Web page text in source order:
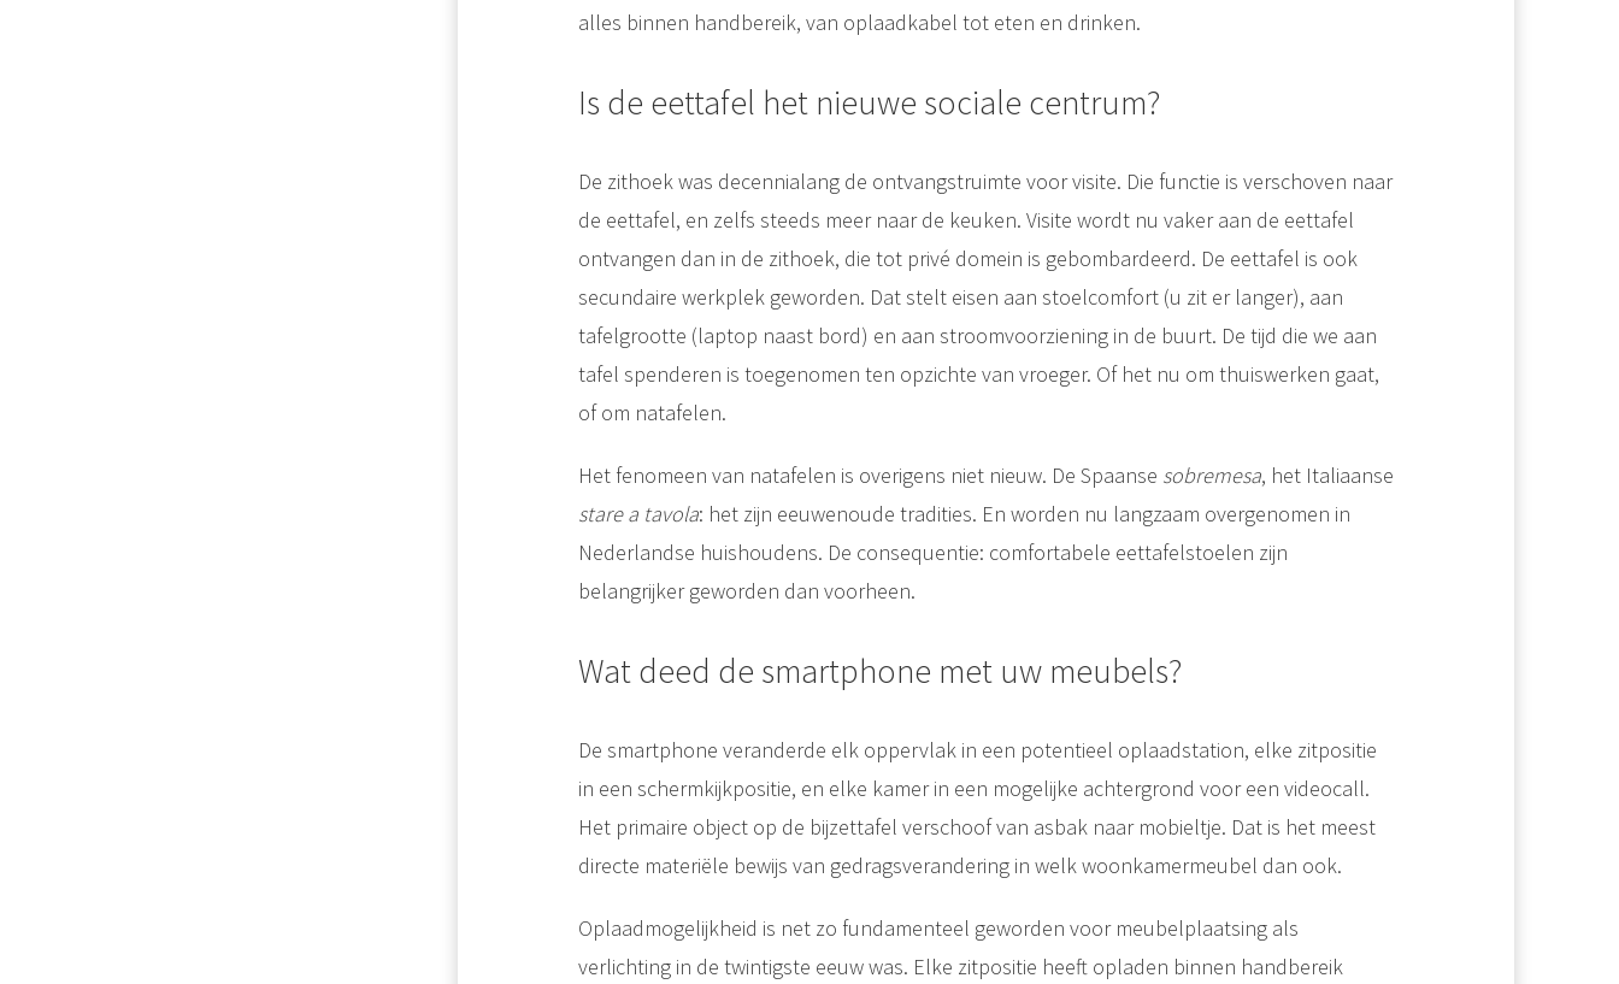
alles binnen handbereik, van oplaadkabel tot eten en drinken.
Is de eettafel het nieuwe sociale centrum?
De zithoek was decennialang de ontvangstruimte voor visite. Die functie is verschoven naar
de eettafel, en zelfs steeds meer naar de keuken. Visite wordt nu vaker aan de eettafel
ontvangen dan in de zithoek, die tot privé domein is gebombardeerd. De eettafel is ook
secundaire werkplek geworden. Dat stelt eisen aan stoelcomfort (u zit er langer), aan
tafelgrootte (laptop naast bord) en aan stroomvoorziening in de buurt. De tijd die we aan
tafel spenderen is toegenomen ten opzichte van vroeger. Of het nu om thuiswerken gaat,
of om natafelen.
Het fenomeen van natafelen is overigens niet nieuw. De Spaanse sobremesa, het Italiaanse
stare a tavola: het zijn eeuwenoude tradities. En worden nu langzaam overgenomen in
Nederlandse huishoudens. De consequentie: comfortabele eettafelstoelen zijn
belangrijker geworden dan voorheen.
Wat deed de smartphone met uw meubels?
De smartphone veranderde elk oppervlak in een potentieel oplaadstation, elke zitpositie
in een schermkijkpositie, en elke kamer in een mogelijke achtergrond voor een videocall.
Het primaire object op de bijzettafel verschoof van asbak naar mobieltje. Dat is het meest
directe materiële bewijs van gedragsverandering in welk woonkamermeubel dan ook.
Oplaadmogelijkheid is net zo fundamenteel geworden voor meubelplaatsing als
verlichting in de twintigste eeuw was. Elke zitpositie heeft opladen binnen handbereik